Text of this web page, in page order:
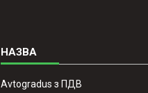
Avtogradus з ПДВ